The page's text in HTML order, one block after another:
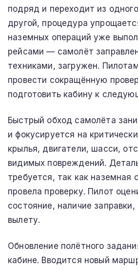
подряд и переходит из
другой, процедура
наземных операций уже
рейсами — самолёт
техниками, загружен.
провести сокращённую
подготовить кабину к
Быстрый обход самолёта
и фокусируется на
крылья, двигатели, шасси,
видимых повреждений.
требуется, так как наземная
провела проверку. Пилот
состояние, наличие заправки,
вылету.
Обновление полётного
кабине. Вводится новый